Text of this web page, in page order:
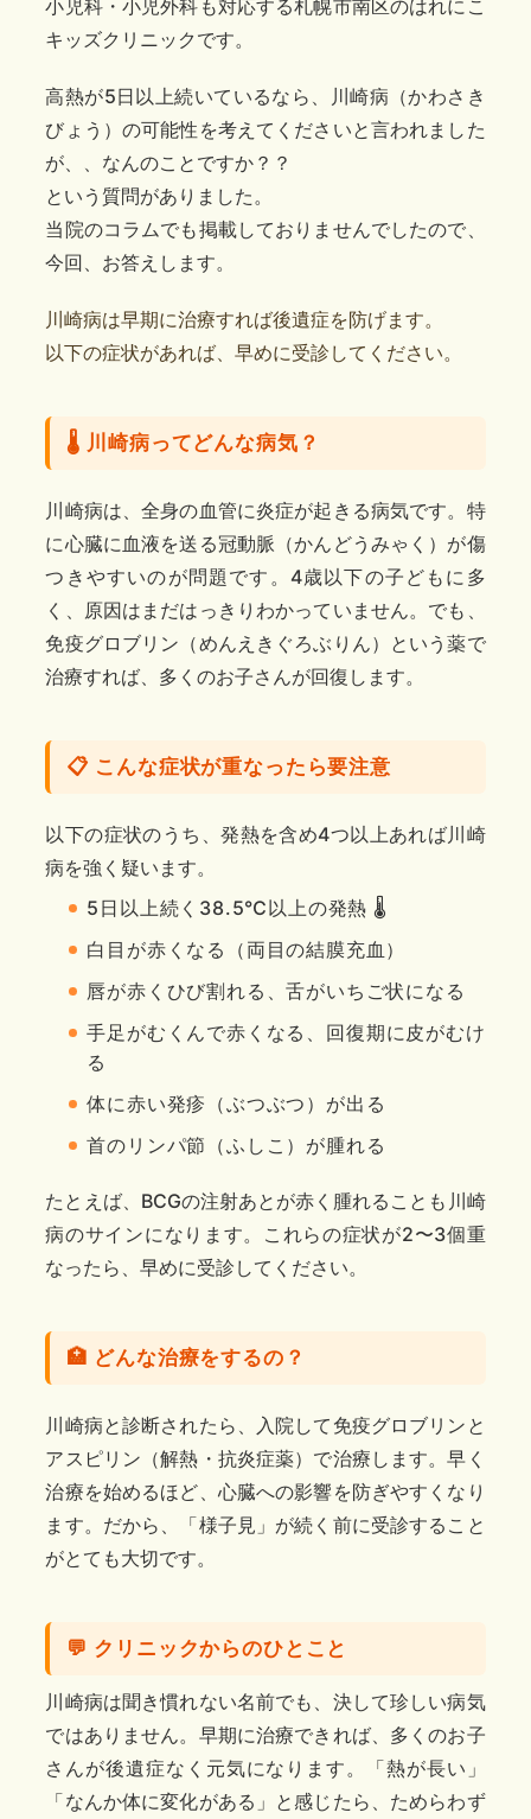
小児科・小児外科も対応する札幌市南区のはれにこ
キッズクリニックです。
高熱が5日以上続いているなら、川崎病（かわさき
びょう）の可能性を考えてくださいと言われました
が、、なんのことですか？？
という質問がありました。
当院のコラムでも掲載しておりませんでしたので、
今回、お答えします。
川崎病は早期に治療すれば後遺症を防げます。
以下の症状があれば、早めに受診してください。
🌡️ 川崎病ってどんな病気？
川崎病は、全身の血管に炎症が起きる病気です。特
に心臓に血液を送る冠動脈（かんどうみゃく）が傷
つきやすいのが問題です。4歳以下の子どもに多
く、原因はまだはっきりわかっていません。でも、
免疫グロブリン（めんえきぐろぶりん）という薬で
治療すれば、多くのお子さんが回復します。
📋 こんな症状が重なったら要注意
以下の症状のうち、発熱を含め4つ以上あれば川崎
病を強く疑います。
5日以上続く38.5℃以上の発熱 🌡️
白目が赤くなる（両目の結膜充血）
唇が赤くひび割れる、舌がいちご状になる
手足がむくんで赤くなる、回復期に皮がむけ
る
体に赤い発疹（ぶつぶつ）が出る
首のリンパ節（ふしこ）が腫れる
たとえば、BCGの注射あとが赤く腫れることも川崎
病のサインになります。これらの症状が2〜3個重
なったら、早めに受診してください。
🏥 どんな治療をするの？
川崎病と診断されたら、入院して免疫グロブリンと
アスピリン（解熱・抗炎症薬）で治療します。早く
治療を始めるほど、心臓への影響を防ぎやすくなり
ます。だから、「様子見」が続く前に受診すること
がとても大切です。
💬 クリニックからのひとこと
川崎病は聞き慣れない名前でも、決して珍しい病気
ではありません。早期に治療できれば、多くのお子
さんが後遺症なく元気になります。「熱が長い」
「なんか体に変化がある」と感じたら、ためらわず